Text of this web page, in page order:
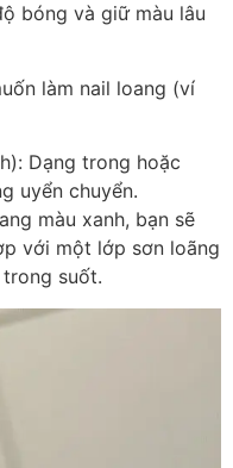
bóng và giữ màu lâu
làm nail loang (ví
Dạng trong hoặc
uyển chuyển.
màu xanh, bạn sẽ
với một lớp sơn loãng
suốt.